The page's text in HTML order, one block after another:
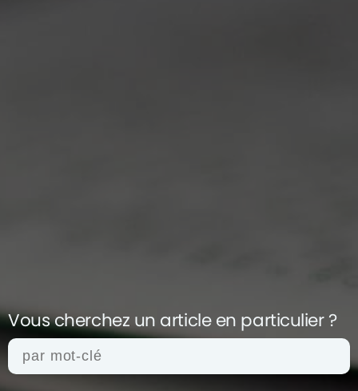
Vous cherchez un article en particulier ?